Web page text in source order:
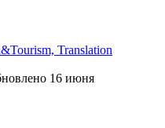
Translation
16 июня